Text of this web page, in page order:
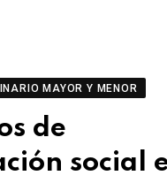
MAYOR Y MENOR
de
social